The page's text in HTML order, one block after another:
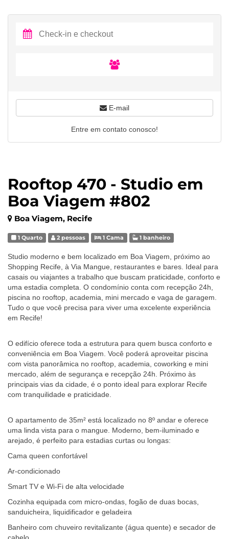
Rooftop 470 - Studio em
Boa Viagem #802
Boa Viagem, Recife
1 Quarto 2 pessoas 1 Cama 1 banheiro
Studio moderno e bem localizado em Boa Viagem, próximo ao
Shopping Recife, à Via Mangue, restaurantes e bares. Ideal para
casais ou viajantes a trabalho que buscam praticidade, conforto e
uma estadia completa. O condomínio conta com recepção 24h,
piscina no rooftop, academia, mini mercado e vaga de garagem.
Tudo o que você precisa para viver uma excelente experiência
em Recife!
O edifício oferece toda a estrutura para quem busca conforto e
conveniência em Boa Viagem. Você poderá aproveitar piscina
com vista panorâmica no rooftop, academia, coworking e mini
mercado, além de segurança e recepção 24h. Próximo às
principais vias da cidade, é o ponto ideal para explorar Recife
com tranquilidade e praticidade.
O apartamento de 35m² está localizado no 8º andar e oferece
uma linda vista para o mangue. Moderno, bem-iluminado e
arejado, é perfeito para estadias curtas ou longas:
Cama queen confortável
Ar-condicionado
Smart TV e Wi-Fi de alta velocidade
Cozinha equipada com micro-ondas, fogão de duas bocas,
sanduicheira, liquidificador e geladeira
Banheiro com chuveiro revitalizante (água quente) e secador de
E-mail
Entre em contato conosco!